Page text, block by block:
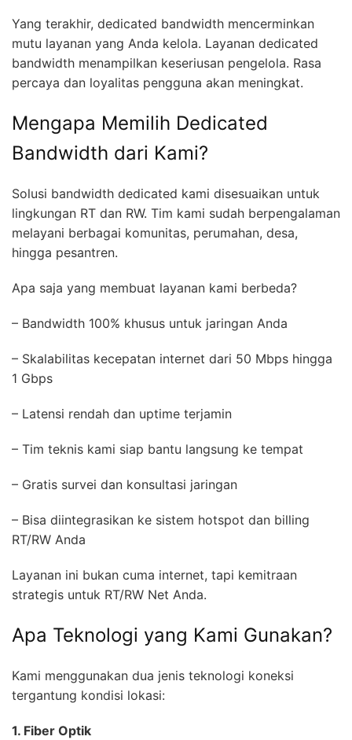
Yang terakhir, dedicated bandwidth mencerminkan
mutu layanan yang Anda kelola. Layanan dedicated
bandwidth menampilkan keseriusan pengelola. Rasa
percaya dan loyalitas pengguna akan meningkat.
Mengapa Memilih Dedicated
Bandwidth dari Kami?
Solusi bandwidth dedicated kami disesuaikan untuk
lingkungan RT dan RW. Tim kami sudah berpengalaman
melayani berbagai komunitas, perumahan, desa,
hingga pesantren.
Apa saja yang membuat layanan kami berbeda?
– Bandwidth 100% khusus untuk jaringan Anda
– Skalabilitas kecepatan internet dari 50 Mbps hingga
1 Gbps
– Latensi rendah dan uptime terjamin
– Tim teknis kami siap bantu langsung ke tempat
– Gratis survei dan konsultasi jaringan
– Bisa diintegrasikan ke sistem hotspot dan billing
RT/RW Anda
Layanan ini bukan cuma internet, tapi kemitraan
strategis untuk RT/RW Net Anda.
Apa Teknologi yang Kami Gunakan?
Kami menggunakan dua jenis teknologi koneksi
tergantung kondisi lokasi:
1. Fiber Optik